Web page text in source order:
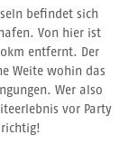
befindet sich
Von hier ist
entfernt. Der
Weite wohin das
Wer also
vor Party